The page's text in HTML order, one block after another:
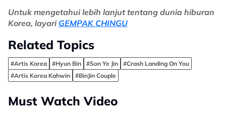
Untuk mengetahui lebih lanjut tentang dunia hiburan
Korea, layari GEMPAK CHINGU
Related Topics
#Artis Korea #Hyun Bin #Son Ye Jin
#Crash Landing On You
#Artis Korea Kahwin
#BinJin Couple
Must Watch Video